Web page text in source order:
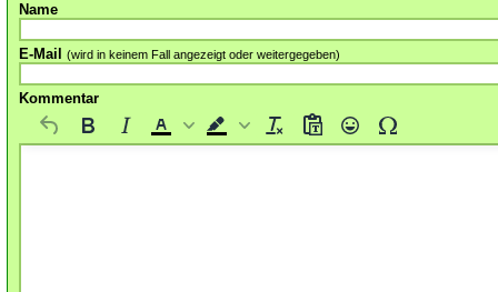
Name
E-Mail (wird in keinem Fall angezeigt oder weitergegeben)
Kommentar